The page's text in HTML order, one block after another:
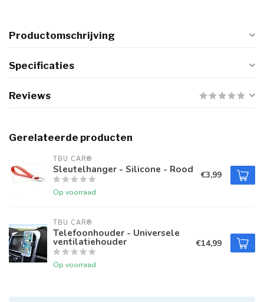
Productomschrijving
Specificaties
Reviews
Gerelateerde producten
TBU CAR®
Sleutelhanger - Silicone - Rood
Op voorraad
€3,99
TBU CAR®
Telefoonhouder - Universele
ventilatiehouder
Op voorraad
€14,99